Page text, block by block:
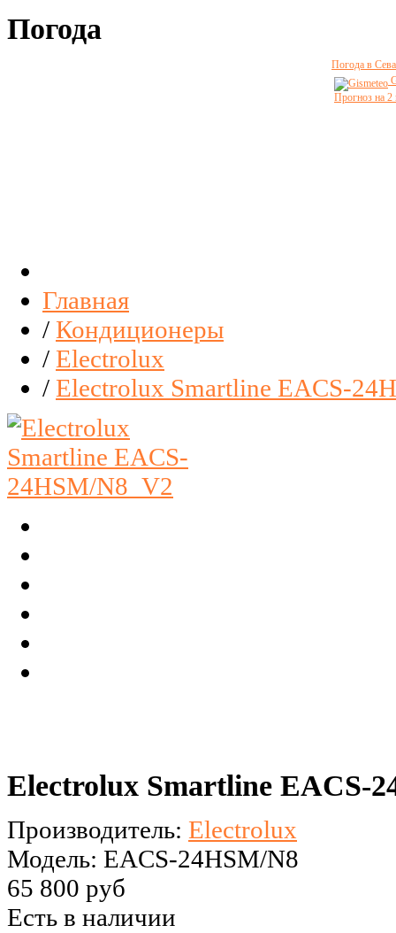
Погода
Погода в
Прогноз на 2
Главная
/ Кондиционеры
/ Electrolux
/ Electrolux Smartline EACS-
Electrolux Smartline EACS-
Производитель: Electrolux
Модель: EACS-24HSM/N8
65 800 руб
Есть в наличии